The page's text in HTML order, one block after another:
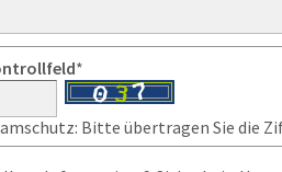
*
Bitte übertragen Sie die